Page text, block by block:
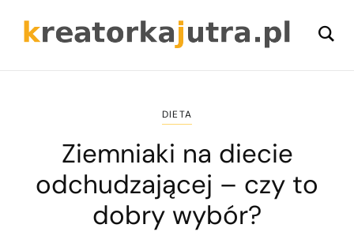
DIETA
Ziemniaki na diecie
odchudzającej – czy to
dobry wybór?